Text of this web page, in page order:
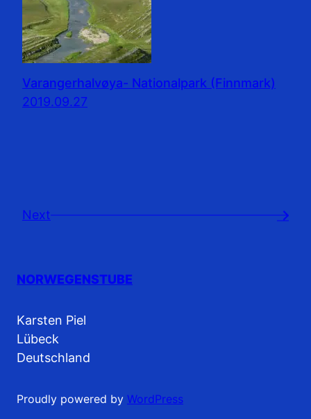
Varangerhalvøya- Nationalpark (Finnmark)
2019.09.27
Next →
NORWEGENSTUBE
Karsten Piel
Lübeck
Deutschland
Proudly powered by WordPress